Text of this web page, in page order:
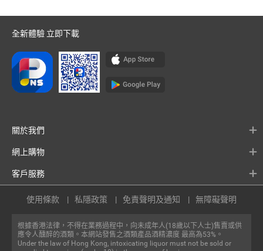
全新體驗 立即下載
關於我們
網上購物
客戶服務
根據香港法律，不得在業務過程中，向未成年人(18歲以下人士)售賣或供
應令人醺醉的酒類。本網站發售之酒類產品酒精濃度 最高為53%。
Under the law of Hong Kong, intoxicating liquor must not be sold or
使用條款 私隱政策 免責聲明及通知 無障礙聲明